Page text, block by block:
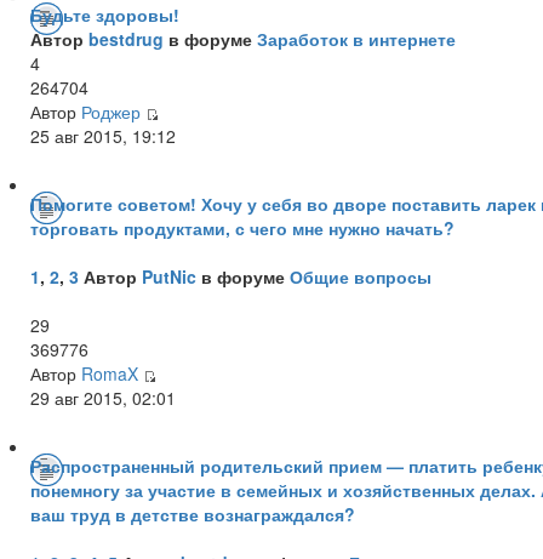
Будьте здоровы!
Автор bestdrug в форуме Заработок в интернете
4
264704
Автор Роджер
25 авг 2015, 19:12
Помогите советом! Хочу у себя во дворе поставить ларек
торговать продуктами, с чего мне нужно начать?
1, 2, 3 Автор PutNic в форуме Общие вопросы
29
369776
Автор RomaX
29 авг 2015, 02:01
Распространенный родительский прием — платить
понемногу за участие в семейных и хозяйственных делах.
ваш труд в детстве вознаграждался?